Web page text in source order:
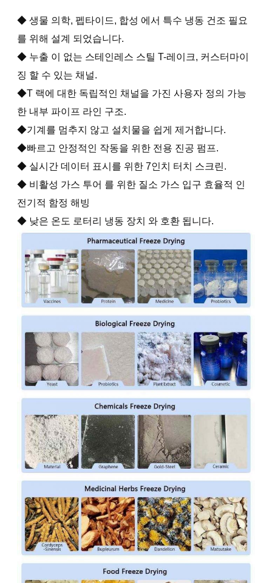
◆ 생물 의학, 펩타이드, 합성 에서 특수 냉동 건조 필요
를 위해 설계 되었습니다.
◆ 누출 이 없는 스테인레스 스틸 T-레이크, 커스터마이
징 할 수 있는 채널.
◆T 랙에 대한 독립적인 채널을 가진 사용자 정의 가능
한 내부 파이프 라인 구조.
◆기계를 멈추지 않고 설치물을 쉽게 제거합니다.
◆빠르고 안정적인 작동을 위한 전용 진공 펌프.
◆ 실시간 데이터 표시를 위한 7인치 터치 스크린.
◆ 비활성 가스 투어 를 위한 질소 가스 입구 효율적 인
전기적 함정 해빙
◆ 낮은 온도 로터리 냉동 장치 와 호환 됩니다.